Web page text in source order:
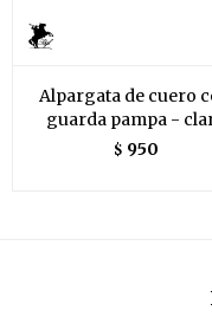
Alpargata de cuero
guarda pampa -
$ 950